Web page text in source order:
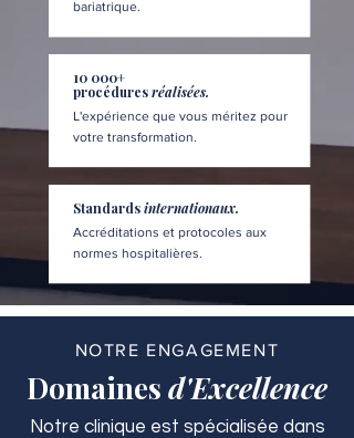
bariatrique.
10 000+
procéduresréalisées.
L'expérience que vous méritez pour
votre transformation.
Standardsinternationaux.
Accréditations et protocoles aux
normes hospitalières.
NOTRE ENGAGEMENT
Domaines d'Excellence
Notre clinique est spécialisée dans